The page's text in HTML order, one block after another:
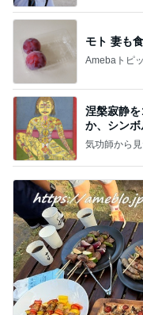
モト 妻も
Amebaトピ
涅槃寂静
か、シン
ことが
気功師から